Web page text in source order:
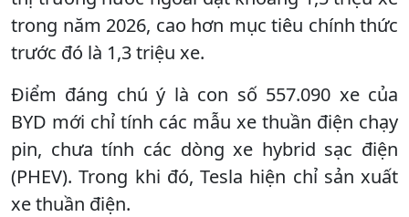
trong năm 2026, cao hơn mục tiêu chính thức
trước đó là 1,3 triệu xe.
Điểm đáng chú ý là con số 557.090 xe của
BYD mới chỉ tính các mẫu xe thuần điện chạy
pin, chưa tính các dòng xe hybrid sạc điện
(PHEV). Trong khi đó, Tesla hiện chỉ sản xuất
xe thuần điện.